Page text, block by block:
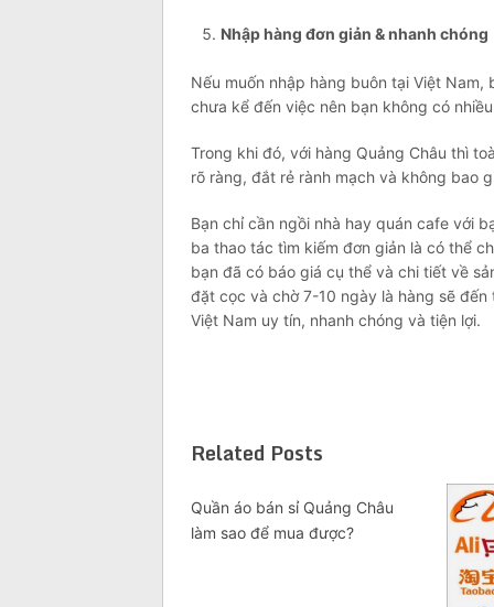
Nhập hàng đơn giản & nhanh chóng
Nếu muốn nhập hàng buôn tại Việt
chưa kể đến việc nên bạn không có
Trong khi đó, với hàng Quảng Châu thì
rõ ràng, đắt rẻ rành mạch và không bao
Bạn chỉ cần ngồi nhà hay quán cafe với
ba thao tác tìm kiếm đơn giản là có thể
bạn đã có báo giá cụ thể và chi tiết về
đặt cọc và chờ 7-10 ngày là hàng sẽ
Việt Nam uy tín, nhanh chóng và tiện lợi.
Related Posts
Quần áo bán sỉ Quảng Châu
làm sao để mua được?